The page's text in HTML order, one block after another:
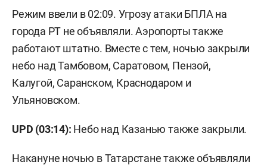
Режим ввели в 02:09. Угрозу атаки БПЛА на
города РТ не объявляли. Аэропорты также
работают штатно. Вместе с тем, ночью закрыли
небо над Тамбовом, Саратовом, Пензой,
Калугой, Саранском, Краснодаром и
Ульяновском.
UPD (03:14): Небо над Казанью также закрыли.
Накануне ночью в Татарстане также объявляли